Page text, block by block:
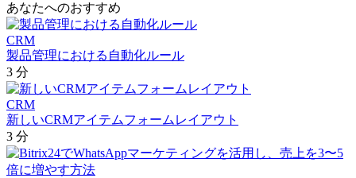
あなたへのおすすめ
CRM
製品管理における自動化ルール
3 分
CRM
新しいCRMアイテムフォームレイアウト
3 分